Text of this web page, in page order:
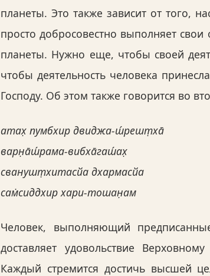
планеты. Это также зависит от того,
просто добросовестно выполняет
планеты. Нужно еще, чтобы своей
чтобы деятельность человека
Господу. Об этом также говорится во
атах̣ пумбхир двиджа-ш́решт̣ха̄
варн̣а̄ш́рама-вибха̄гаш́ах̣
сванушт̣хитасйа дхармасйа
сам̇сиддхир хари-тошан̣ам
Человек, выполняющий
доставляет удовольствие Верховному
Каждый стремится достичь высшей